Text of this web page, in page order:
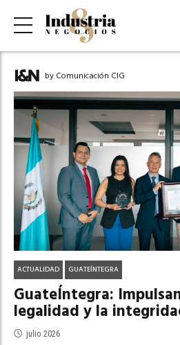
by Comunicación CIG
ACTUALIDAD GUATEÍNTEGRA
GuateÍntegra:
legalidad y la
julio 2026